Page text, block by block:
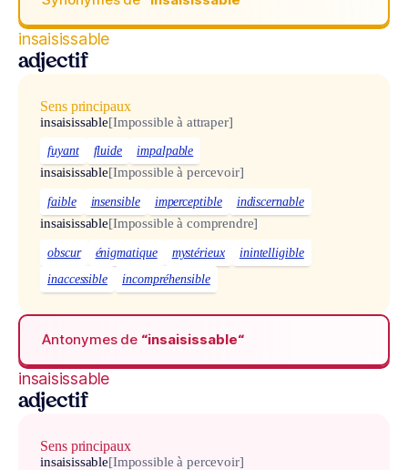
insaisissable
adjectif
Sens principaux
insaisissable[Impossible à attraper]
fuyant fluide impalpable
insaisissable[Impossible à percevoir]
faible insensible imperceptible indiscernable
insaisissable[Impossible à comprendre]
obscur énigmatique mystérieux
inintelligible
inaccessible
incompréhensible
Antonymes de “insaisissable“
insaisissable
adjectif
Sens principaux
insaisissable[Impossible à percevoir]